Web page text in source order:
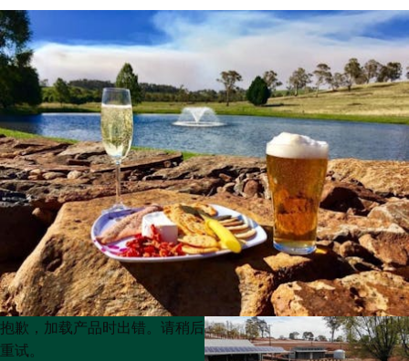
Product
List
Product
List
抱歉，加载产品时出错。请稍后
重试。